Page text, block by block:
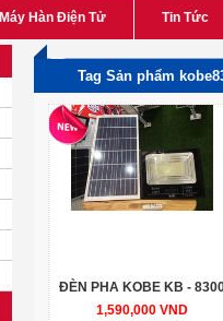
Máy Hàn Điện Tử Tin Tức
Tag Sản phẩm
ĐÈN PHA KOBE KB -
1,590,000 VND